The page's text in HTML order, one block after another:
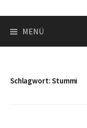
MENÜ
Schlagwort:Stummi